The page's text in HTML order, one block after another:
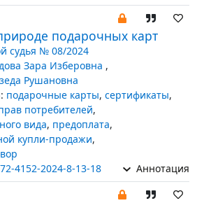
подарочных карт
судья № 08/2024
Зара Изберовна ,
Рушановна
подарочные карты, сертификаты,
потребителей,
вида, предоплата,
купли-продажи,
4152-2024-8-13-18 Аннотация